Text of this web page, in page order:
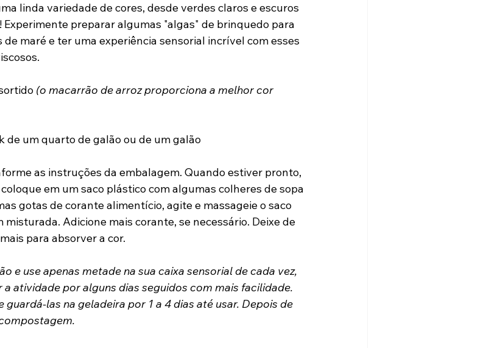
linda variedade de cores, desde verdes claros e escuros
Experimente preparar algumas "algas" de brinquedo para
maré e ter uma experiência sensorial incrível com esses
(o macarrão de arroz proporciona a melhor cor
de um quarto de galão ou de um galão
as instruções da embalagem. Quando estiver pronto,
em um saco plástico com algumas colheres de sopa
gotas de corante alimentício, agite e massageie o saco
misturada. Adicione mais corante, se necessário. Deixe de
para absorver a cor.
e use apenas metade na sua caixa sensorial de cada vez,
atividade por alguns dias seguidos com mais facilidade.
guardá-las na geladeira por 1 a 4 dias até usar. Depois de